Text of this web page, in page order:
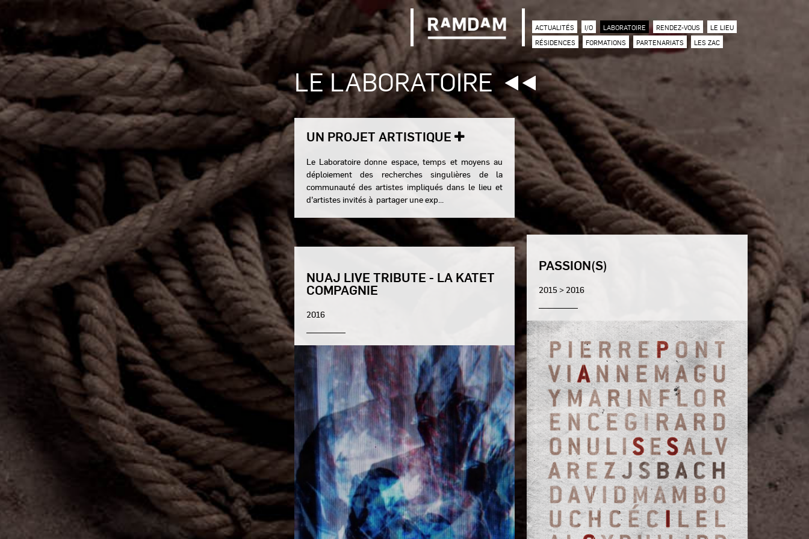
ACTUALITÉS I/O LABORATOIRE RENDEZ-VOUS
LE LIEU
RÉSIDENCES
FORMATIONS PARTENARIATS LES ZAC
LE LABORATOIRE
UN PROJET ARTISTIQUE
Le Laboratoire donne espace, temps et moyens au
déploiement des recherches singulières de la
communauté des artistes impliqués dans le lieu et
d’artistes invités à partager une exp...
NUAJ LIVE TRIBUTE - LA KATET
COMPAGNIE
2016
PASSION(S)
2015 > 2016